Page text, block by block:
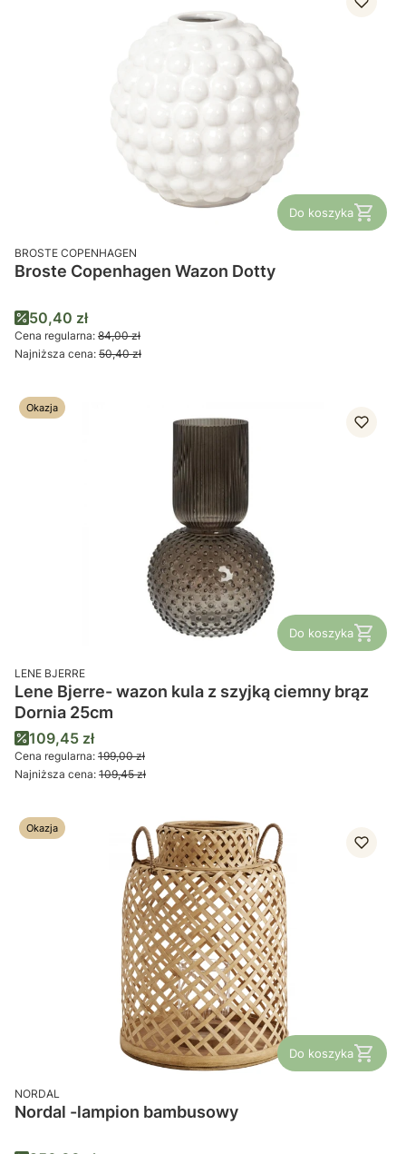
Do koszyka
PRODUCENT
BROSTE COPENHAGEN
Broste Copenhagen Wazon Dotty
Cena promocyjna
50,40 zł
Cena regularna: 84,00 zł
Najniższa cena: 50,40 zł
Okazja
Do koszyka
PRODUCENT
LENE BJERRE
Lene Bjerre- wazon kula z szyjką ciemny brąz
Dornia 25cm
Cena promocyjna
109,45 zł
Cena regularna: 199,00 zł
Najniższa cena: 109,45 zł
Okazja
Do koszyka
PRODUCENT
NORDAL
Nordal -lampion bambusowy